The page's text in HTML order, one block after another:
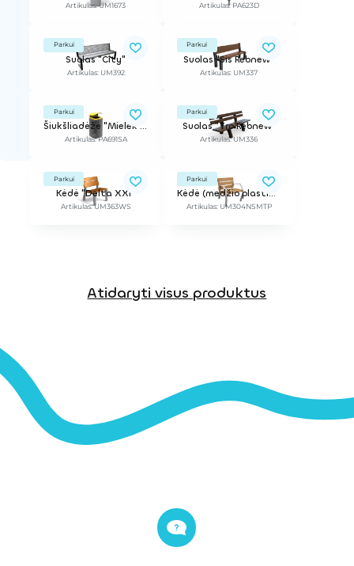
Artikulas: UM1673 Artikulas: PA623D
Parkui
Suolas "City"
Artikulas: UM392
Parkui
Suolas "Sis Rebnew"
Artikulas: UM337
Parkui
Šiukšliadėžė "Mielek T Selectif"
Artikulas: PA691SA
Parkui
Suolas "Tro Rebnew"
Artikulas: UM336
Parkui
Kėdė "Delta XXI"
Artikulas: UM363WS
Parkui
Kėdė (medžio plastiko kompozitas)
Artikulas: UM304NSMTP
Atidaryti visus produktus